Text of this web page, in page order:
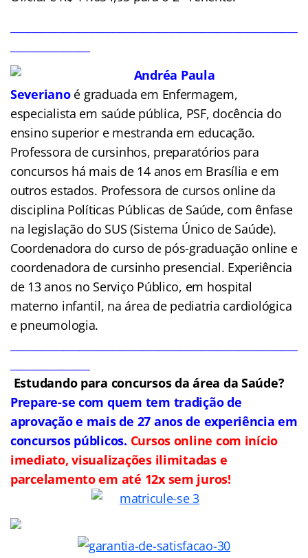
Andréa Paula
Severiano é graduada em Enfermagem,
especialista em saúde pública, PSF, docência do
ensino superior e mestranda em educação.
Professora de cursinhos, preparatórios para
concursos há mais de 14 anos em Brasília e em
outros estados. Professora de cursos online da
disciplina Políticas Públicas de Saúde, com ênfase
na legislação do SUS (Sistema Único de Saúde).
Coordenadora do curso de pós-graduação online e
coordenadora de cursinho presencial. Experiência
de 13 anos no Serviço Público, em hospital
materno infantil, na área de pediatria cardiológica
e pneumologia.
Estudando para concursos da área da Saúde?
Prepare-se com quem tem tradição de
aprovação e mais de 27 anos de experiência em
concursos públicos. Cursos online com início
imediato, visualizações ilimitadas e
parcelamento em até 12x sem juros!